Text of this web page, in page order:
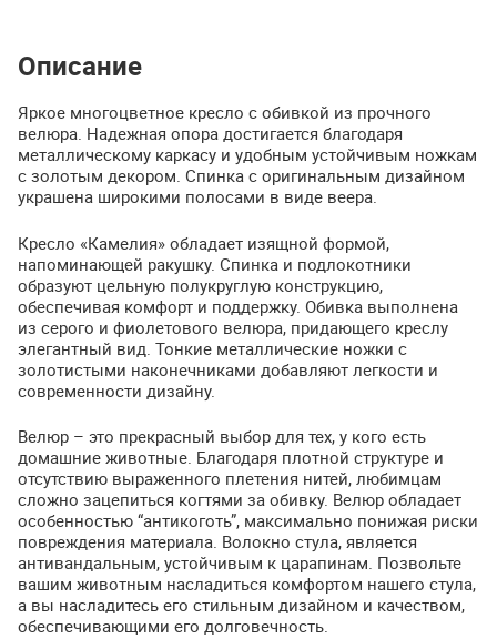
Описание
Яркое многоцветное кресло с обивкой из прочного
велюра. Надежная опора достигается благодаря
металлическому каркасу и удобным устойчивым ножкам
с золотым декором. Спинка с оригинальным дизайном
украшена широкими полосами в виде веера.
Кресло «Камелия» обладает изящной формой,
напоминающей ракушку. Спинка и подлокотники
образуют цельную полукруглую конструкцию,
обеспечивая комфорт и поддержку. Обивка выполнена
из серого и фиолетового велюра, придающего креслу
элегантный вид. Тонкие металлические ножки с
золотистыми наконечниками добавляют легкости и
современности дизайну.
Велюр – это прекрасный выбор для тех, у кого есть
домашние животные. Благодаря плотной структуре и
отсутствию выраженного плетения нитей, любимцам
сложно зацепиться когтями за обивку. Велюр обладает
особенностью “антикоготь”, максимально понижая риски
повреждения материала. Волокно стула, является
антивандальным, устойчивым к царапинам. Позвольте
вашим животным насладиться комфортом нашего стула,
а вы насладитесь его стильным дизайном и качеством,
обеспечивающими его долговечность.